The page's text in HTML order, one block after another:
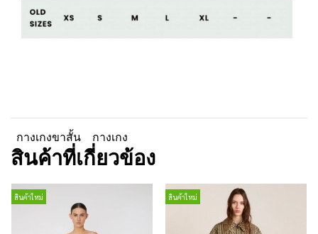
กางเกงขาสั้น กางเกง
สินค้าที่เกี่ยวข้อง
สินค้าใหม่ สินค้าใหม่